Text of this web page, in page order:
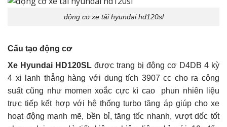
động cơ xe tải hyundai hd120sl
Cấu tạo động cơ
Xe Hyundai HD120SL được trang bị động cơ D4DB 4 kỳ
4 xi lanh thẳng hàng với dung tích 3907 cc cho ra công
suất cũng như momen xoắc cực kì cao phun nhiên liệu
trực tiếp kết hợp với hệ thống turbo tăng áp giúp cho xe
hoạt động mạnh mẽ, bền bỉ, tăng tốc nhanh, vượt dốc tốt